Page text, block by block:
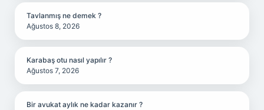
Tavlanmış ne demek ?
Ağustos 8, 2026
Karabaş otu nasıl yapılır ?
Ağustos 7, 2026
Bir avukat aylık ne kadar kazanır ?